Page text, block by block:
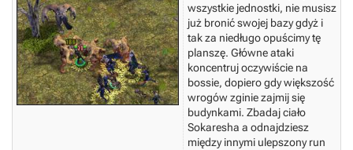
wszystkie jednostki, nie musisz
już bronić swojej bazy gdyż i
tak za niedługo opuścimy tę
planszę. Główne ataki
koncentruj oczywiście na
bossie, dopiero gdy większość
wrogów zginie zajmij się
budynkami. Zbadaj ciało
Sokaresha a odnajdziesz
między innymi ulepszony run